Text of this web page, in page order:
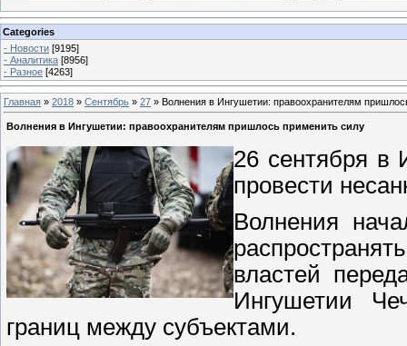
Categories
- Новости [9195]
- Аналитика [8956]
- Разное [4263]
Главная » 2018 » Сентябрь » 27 » Волнения в Ингушетии: правоохранителям
Волнения в Ингушетии: правоохранителям пришлось применить силу
26 сентября в
провести
Волнения
властей
Ингушетии
границ между субъектами.